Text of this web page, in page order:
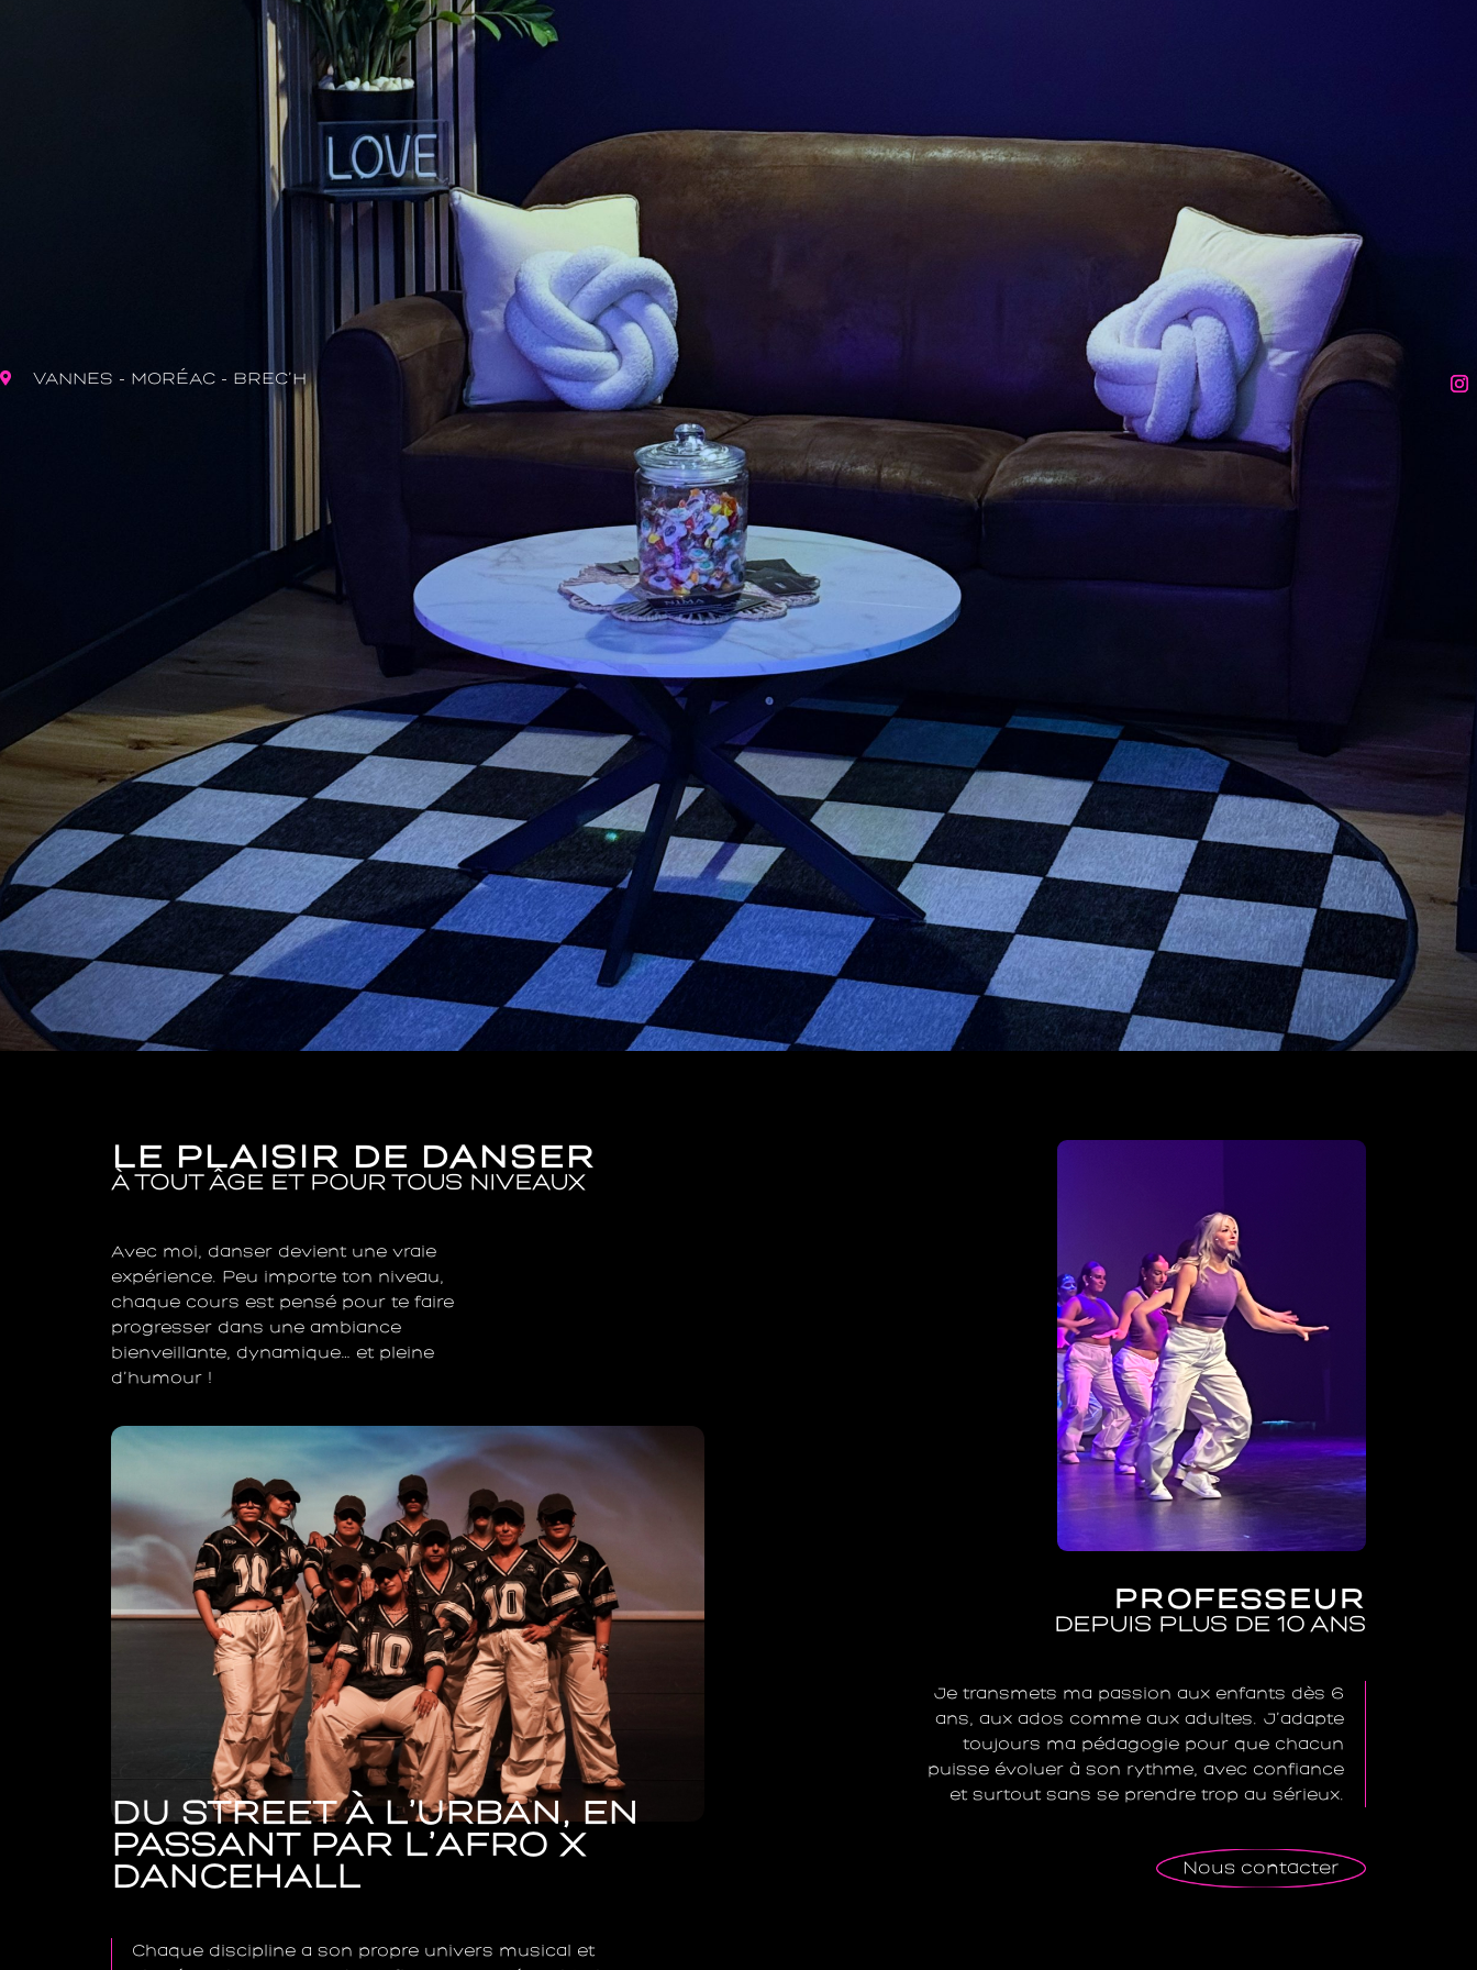
 VANNES - MORÉAC - BREC’H
LE PLAISIR DE DANSER
À TOUT ÂGE ET POUR TOUS NIVEAUX
Avec moi, danser devient une vraie
expérience. Peu importe ton niveau,
chaque cours est pensé pour te faire
progresser dans une ambiance
bienveillante, dynamique… et pleine
d’humour !
DU STREET À L’URBAN, EN
PASSANT PAR L’AFRO X
DANCEHALL
Chaque discipline a son propre univers musical et
PROFESSEUR
DEPUIS PLUS DE 10 ANS
Je transmets ma passion aux enfants dès 6
ans, aux ados comme aux adultes. J’adapte
toujours ma pédagogie pour que chacun
puisse évoluer à son rythme, avec confiance
et surtout sans se prendre trop au sérieux.
Nous contacter